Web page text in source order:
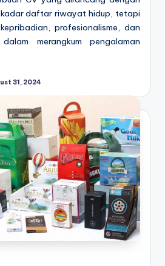
daftar riwayat hidup, tetapi
profesionalisme, dan
merangkum pengalaman
31, 2024